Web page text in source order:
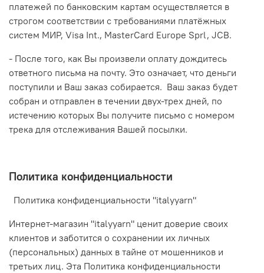
платежей по банковским картам осуществляется в
строгом соответствии с требованиями платёжных
систем МИР, Visa Int., MasterCard Europe Sprl, JCB.
- После того, как Вы произвели оплату дождитесь
ответного письма на почту. Это означает, что деньги
поступили и Ваш заказ собирается. Ваш заказ будет
собран и отправлен в течении двух-трех дней, по
истечению которых Вы получите письмо с номером
трека для отслеживания Вашей посылки.
Политика конфиденциальности
Политика конфиденциальности "italyyarn"
Интернет-магазин "italyyarn" ценит доверие своих
клиентов и заботится о сохранении их личных
(персональных) данных в тайне от мошенников и
третьих лиц. Эта Политика конфиденциальности